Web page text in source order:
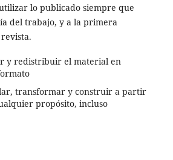
lo publicado siempre que
del trabajo, y a la primera
y redistribuir el material en
transformar y construir a partir
propósito, incluso